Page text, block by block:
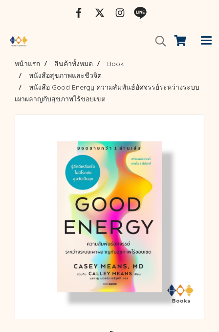
หน้าแรก สินค้าทั้งหมด
Book
หนังสือสุขภาพและชีวจิต
หนังสือ Good Energy ความสัมพันธ์อัศจรรย์ระหว่างระบบ
เผาผลาญกับสุขภาพไร้ขอบเขต